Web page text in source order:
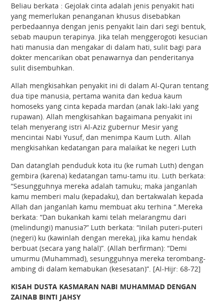
Beliau berkata : Gejolak cinta adalah jenis penyakit hati
yang memerlukan penanganan khusus disebabkan
perbedaannya dengan jenis penyakit lain dari segi bentuk,
sebab maupun terapinya. Jika telah menggerogoti kesucian
hati manusia dan mengakar di dalam hati, sulit bagi para
dokter mencarikan obat penawarnya dan penderitanya
sulit disembuhkan.
Allah mengkisahkan penyakit ini di dalam Al-Quran tentang
dua tipe manusia, pertama wanita dan kedua kaum
homoseks yang cinta kepada mardan (anak laki-laki yang
rupawan). Allah mengkisahkan bagaimana penyakit ini
telah menyerang istri Al-Aziz gubernur Mesir yang
mencintai Nabi Yusuf, dan menimpa Kaum Luth. Allah
mengkisahkan kedatangan para malaikat ke negeri Luth
Dan datanglah penduduk kota itu (ke rumah Luth) dengan
gembira (karena) kedatangan tamu-tamu itu. Luth berkata:
“Sesungguhnya mereka adalah tamuku; maka janganlah
kamu memberi malu (kepadaku), dan bertakwalah kepada
Allah dan janganlah kamu membuat aku terhina “.Mereka
berkata: “Dan bukankah kami telah melarangmu dari
(melindungi) manusia?” Luth berkata: “Inilah puteri-puteri
(negeri) ku (kawinlah dengan mereka), jika kamu hendak
berbuat (secara yang halal)”. (Allah berfirman): “Demi
umurmu (Muhammad), sesungguhnya mereka terombang-
ambing di dalam kemabukan (kesesatan)”. [Al-Hijr: 68-72]
KISAH DUSTA KASMARAN NABI MUHAMMAD DENGAN
ZAINAB BINTI JAHSY